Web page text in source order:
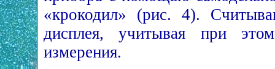
«крокодил» (рис. 4).
дисплея, учитывая при
измерения.